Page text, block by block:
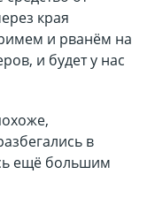
края
и рванём на
и будет у нас
в
ещё большим